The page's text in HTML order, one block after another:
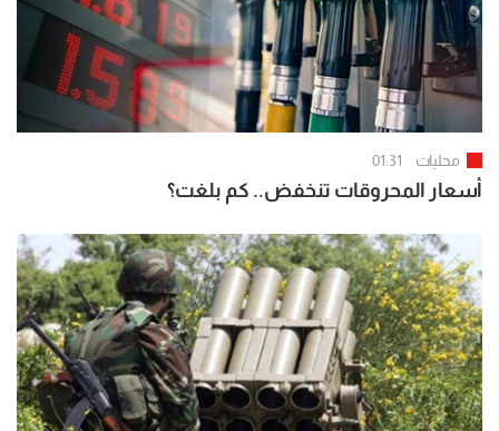
محليات 01:31
أسعار المحروقات تنخفض.. كم بلغت؟